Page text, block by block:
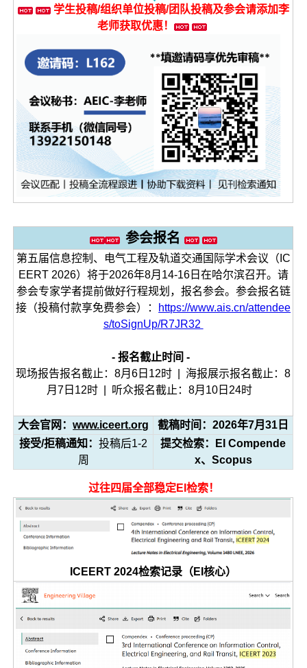
学生投稿/组织单位投稿/团队投稿及参会请添加李
老师获取优惠！
参会报名
第五届信息控制、电气工程及轨道交通国际学术会议（IC
EERT 2026）将于2026年8月14-16日在哈尔滨召开。请
参会专家学者提前做好行程规划，报名参会。参会报名链
接（投稿付款享免费参会）：
https://www.ais.cn/attendee
s/toSignUp/R7JR32
- 报名截止时间 -
现场报告报名截止：8月6日12时 | 海报展示报名截止：8
月7日12时 | 听众报名截止：8月10日24时
大会官网：www.iceert.org
截稿时间：2026年7月31日
接受/拒稿通知：投稿后1-2
周
提交检索：EI Compende
x、Scopus
过往四届全部稳定EI检索！
ICEERT 2024检索记录（EI核心）